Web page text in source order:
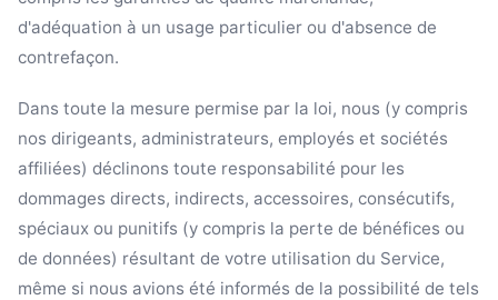
d'adéquation à un usage particulier ou d'absence de
contrefaçon.
Dans toute la mesure permise par la loi, nous (y compris
nos dirigeants, administrateurs, employés et sociétés
affiliées) déclinons toute responsabilité pour les
dommages directs, indirects, accessoires, consécutifs,
spéciaux ou punitifs (y compris la perte de bénéfices ou
de données) résultant de votre utilisation du Service,
même si nous avions été informés de la possibilité de tels